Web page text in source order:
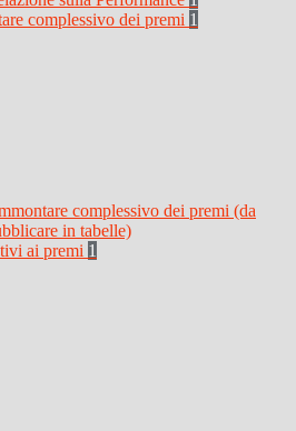
complessivo dei premi 1
complessivo dei premi (da
in tabelle)
ai premi 1